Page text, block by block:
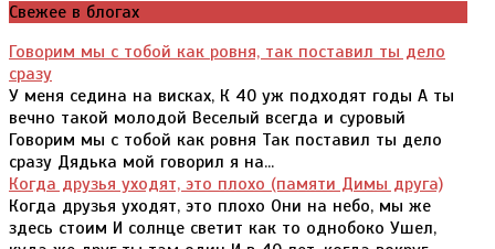
Свежее в блогах
Говорим мы с тобой как ровня, так поставил ты дело
сразу
У меня седина на висках, К 40 уж подходят годы А ты
вечно такой молодой Веселый всегда и суровый
Говорим мы с тобой как ровня Так поставил ты дело
сразу Дядька мой говорил я на...
Когда друзья уходят, это плохо (памяти Димы друга)
Когда друзья уходят, это плохо Они на небо, мы же
здесь стоим И солнце светит как то однобоко Ушел,